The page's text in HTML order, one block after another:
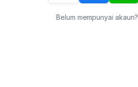
Belum mempunyai akaun?